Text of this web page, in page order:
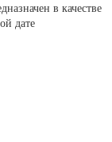
в качестве
дате